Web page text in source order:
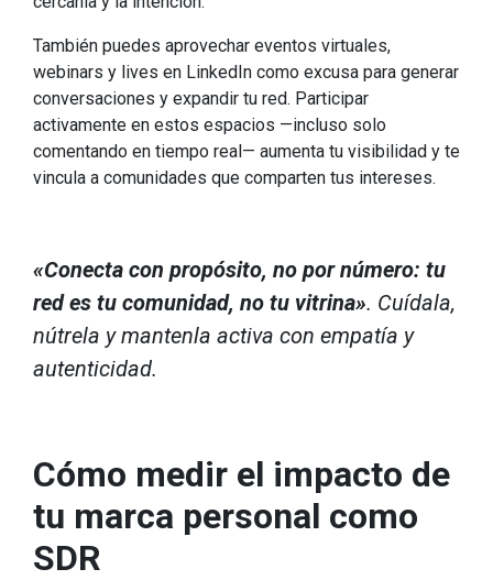
También puedes aprovechar eventos virtuales,
webinars y lives en LinkedIn como excusa para generar
conversaciones y expandir tu red. Participar
activamente en estos espacios —incluso solo
comentando en tiempo real— aumenta tu visibilidad y te
vincula a comunidades que comparten tus intereses.
«Conecta con propósito, no por número: tu
red es tu comunidad, no tu vitrina». Cuídala,
nútrela y mantenla activa con empatía y
autenticidad.
Cómo medir el impacto de
tu marca personal como
SDR